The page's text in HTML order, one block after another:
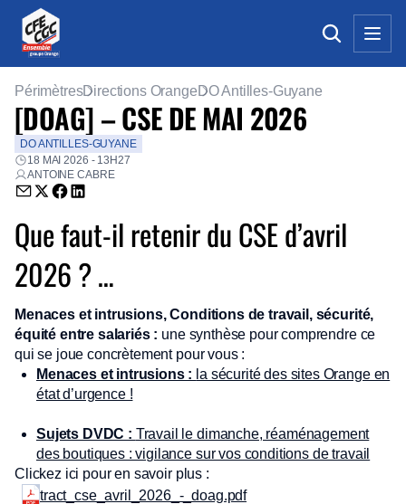
PérimètresDirections Orange DO Antilles-Guyane
[DOAG] – CSE DE MAI 2026
DO ANTILLES-GUYANE
18 MAI 2026 - 13H27
ANTOINE CABRE
Envoyer par email (nouvelle fenêtre)
Partager sur Twitter (nouvelle fenêtre)
Partager sur Facebook (nouvelle fenêtre)
Partager sur LinkedIn (nouvelle fenêtre)
Que faut‑il retenir du CSE d’avril
2026 ? …
Menaces et intrusions,Conditions de travail, sécurité,
équité entre salariés : une synthèse pour comprendre ce
qui se joue concrètement pour vous :
Menaces et intrusions : la sécurité des sites Orange en
état d’urgence !
Sujets DVDC : Travail le dimanche, réaménagement
des boutiques : vigilance sur vos conditions de travail
Clickez ici pour en savoir plus :
tract_cse_avril_2026_-_doag.pdf